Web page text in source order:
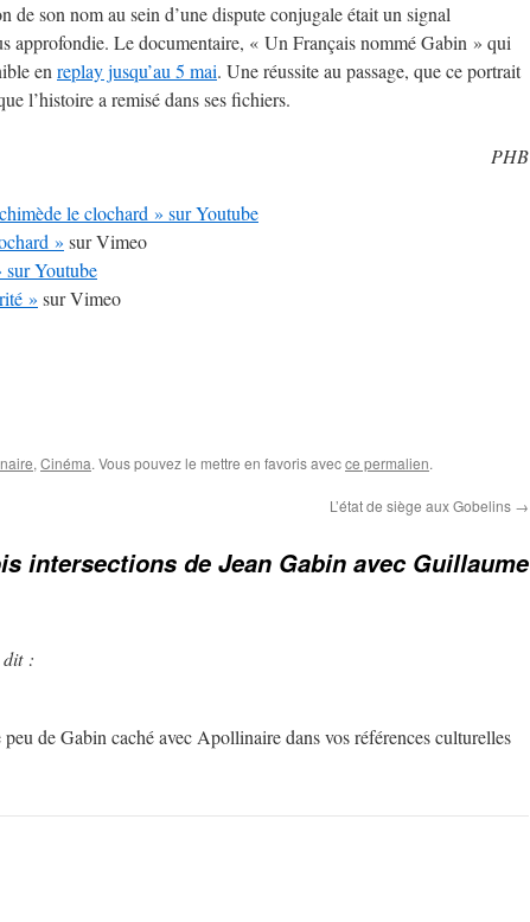
de son nom au sein d’une dispute conjugale était un signal
approfondie. Le documentaire, « Un Français nommé Gabin » qui
en replay jusqu’au 5 mai. Une réussite au passage, que ce portrait
l’histoire a remisé dans ses fichiers.
PHB
le clochard » sur Youtube
» sur Vimeo
sur Youtube
» sur Vimeo
, Cinéma. Vous pouvez le mettre en favoris avecce permalien.
L’état de siège aux Gobelins →
intersections de Jean Gabin avec Guillaume
dit :
de Gabin caché avec Apollinaire dans vos références culturelles